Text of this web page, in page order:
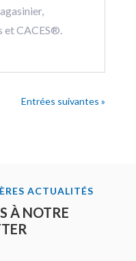
et CACES®.
Entrées suivantes »
ACTUALITÉS
À NOTRE